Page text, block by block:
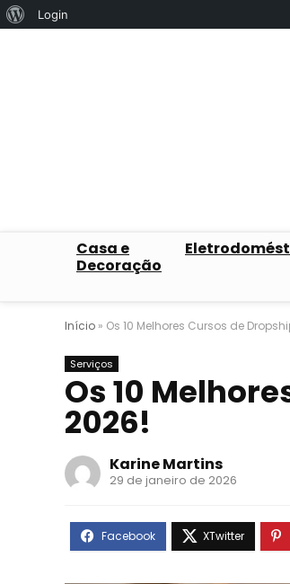
Sobre
Login
Casa e
Decoração
Início » Os 10 Melhores Cursos de
Serviços
Os 10
2026!
Karine Martins
29 de janeiro de 2026